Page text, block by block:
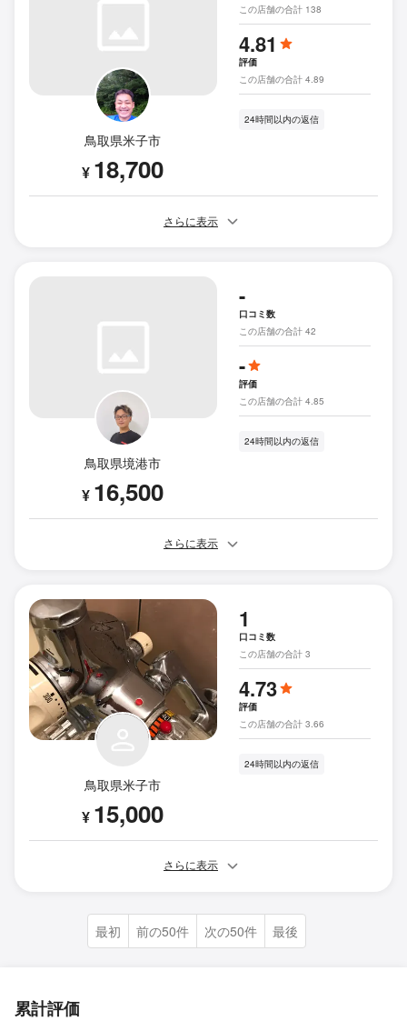
鳥取県米子市
¥ 18,700
この店舗の合計 138
4.81
評価
この店舗の合計 4.89
24時間以内の返信
さらに表示
鳥取県境港市
¥ 16,500
-
口コミ数
この店舗の合計 42
-
評価
この店舗の合計 4.85
24時間以内の返信
さらに表示
鳥取県米子市
¥ 15,000
1
口コミ数
この店舗の合計 3
4.73
評価
この店舗の合計 3.66
24時間以内の返信
さらに表示
最初 前の50件 次の50件 最後
累計評価